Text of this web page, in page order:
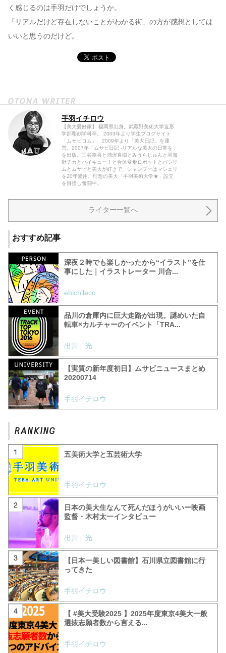
く感じるのは手羽だけでしょうか。
「リアルだけど存在しないことがわかる街」の方が感想としては
いいと思うのだけど。
手羽イチロウ
【美大愛好家】 福岡県出身。武蔵野美術大学造形
学部彫刻学科卒。 2003年より学生ブログサイト
「ムサビコム」、2009年より「美大日記」を運
営。2007年「ムサビ日記 -リアルな美大の日常を」
を出版。三谷幸喜と浦沢直樹とみうらじゅんと羽海
野チカとハイキュー！と合体変形ロボットとパシリ
ムとムサビと美大が好きで、シャンプーはマシェリ
を20年愛用。理想の美大「手羽美術大学★」設立
を目指し奮闘中。
ライター一覧へ
おすすめ記事
深夜２時でも楽しかったから“イラスト”を仕
事にした｜イラストレーター 川合...
ebichileco
品川の倉庫内に巨大走路が出現。謎めいた自
転車×カルチャーのイベント「TRA...
出川 光
【実質の新年度初日】ムサビニュースまとめ
20200714
手羽イチロウ
五美術大学と五芸術大学
手羽イチロウ
日本の美大生なんて死んだほうがいいー映画
監督・木村太一インタビュー
出川 光
【日本一美しい図書館】石川県立図書館に行
ってきた
手羽イチロウ
【 #美大受験2025 】2025年度東京4美大一般
選抜志願者数から言える...
手羽イチロウ